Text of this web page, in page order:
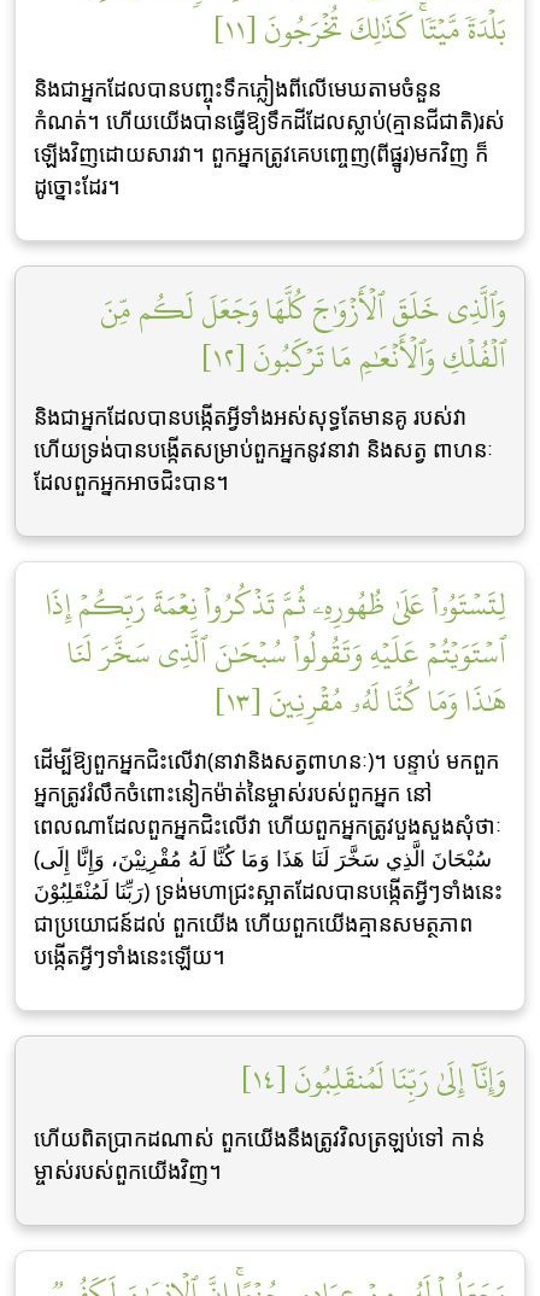
بَلۡدَةٗ مَّيۡتٗاۚ كَذَٰلِكَ تُخۡرَجُونَ [١١]
និងជាអ្នកដែលបានបញ្ចុះទឹកភ្លៀងពីលើមេឃតាមចំនួន
កំណត់។ ហើយយើងបានធ្វើឱ្យទឹកដីដែលស្លាប់(គ្មានជីជាតិ)រស់
ឡើងវិញដោយសារវា។ ពួកអ្នកត្រូវគេបពោ្ចញ(ពីផ្នូរ)មកវិញ ក៏
ដូច្នោះដែរ។
وَٱلَّذِي خَلَقَ ٱلۡأَزۡوَٰجَ كُلَّهَا وَجَعَلَ لَكُم مِّنَ
ٱلۡفُلۡكِ وَٱلۡأَنۡعَٰمِ مَا تَرۡكَبُونَ [١٢]
និងជាអ្នកដែលបានបង្កើតអ្វីទាំងអស់សុទ្ធតែមានគូ របស់វា
ហើយទ្រង់បានបង្កើតសម្រាប់ពួកអ្នកនូវនាវា និងសត្វ ពាហនៈ
ដែលពួកអ្នកអាចជិះបាន។
لِتَسۡتَوُۥاْ عَلَىٰ ظُهُورِهِۦ ثُمَّ تَذۡكُرُواْ نِعۡمَةَ رَبِّكُمۡ إِذَا
ٱسۡتَوَيۡتُمۡ عَلَيۡهِ وَتَقُولُواْ سُبۡحَٰنَ ٱلَّذِي سَخَّرَ لَنَا
هَٰذَا وَمَا كُنَّا لَهُۥ مُقۡرِنِينَ [١٣]
ដើម្បីឱ្យពួកអ្នកជិះលើវា(នាវានិងសត្វពាហនៈ)។ បន្ទាប់ មកពួក
អ្នកត្រូវរំលឹកចំពោះនៀកម៉ាត់នៃម្ចាស់របស់ពួកអ្នក នៅ
ពេលណាដែលពួកអ្នកជិះលើវា ហើយពួកអ្នកត្រូវបួងសួងសុំថាៈ
(سُبْحَانَ الَّذِي سَخَّرَ لَنَا هَذَا وَمَا كُنَّا لَهُ مُقْرِنِيْنَ، وَإِنَّا إِلَى
رَبِّنَا لَمُنْقَلِبُوْنَ) ទ្រង់មហាជ្រះស្អាតដែលបានបង្កើតអ្វីៗទាំងនេះ
ជាប្រយោជន៍ដល់ ពួកយើង ហើយពួកយើងគ្មានសមត្ថភាព
បង្កើតអ្វីៗទាំងនេះឡើយ។
وَإِنَّآ إِلَىٰ رَبِّنَا لَمُنقَلِبُونَ [١٤]
ហើយពិតប្រាកដណាស់ ពួកយើងនឹងត្រូវវិលត្រឡប់ទៅ កាន់
ម្ចាស់របស់ពួកយើងវិញ។